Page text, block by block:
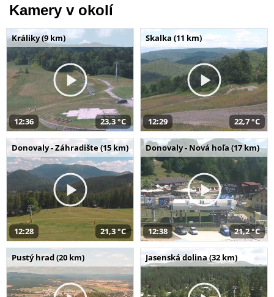
Kamery v okolí
Králiky (9 km)
12:36 23,3 °C
Skalka (11 km)
12:29 22,7 °C
Donovaly - Záhradište (15 km)
12:28 21,3 °C
Donovaly - Nová hoľa (17 km)
12:38 21,2 °C
Pustý hrad (20 km) Jasenská dolina (32 km)